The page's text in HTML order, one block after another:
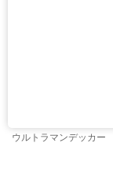
ウルトラマンデッカー